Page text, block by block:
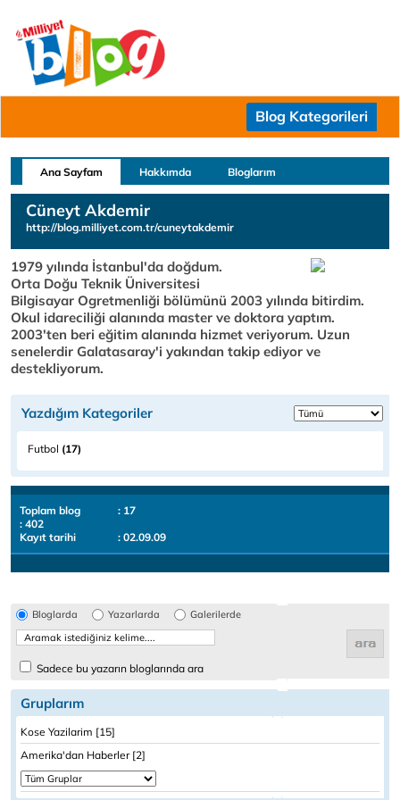
Blog Kategorileri
Ana Sayfam Hakkımda Bloglarım
Cüneyt Akdemir
http://blog.milliyet.com.tr/cuneytakdemir
1979 yılında İstanbul'da doğdum.
Orta Doğu Teknik Üniversitesi
Bilgisayar Ogretmenliği bölümünü 2003 yılında bitirdim.
Okul idareciliği alanında master ve doktora yaptım.
2003'ten beri eğitim alanında hizmet veriyorum. Uzun
senelerdir Galatasaray'i yakından takip ediyor ve
destekliyorum.
Yazdığım Kategoriler
Futbol (17)
Toplam blog
: 17
: 402
Kayıt tarihi
: 02.09.09
Bloglarda Yazarlarda Galerilerde
Sadece bu yazarın bloglarında ara
Gruplarım
Kose Yazilarim [15]
Amerika'dan Haberler [2]